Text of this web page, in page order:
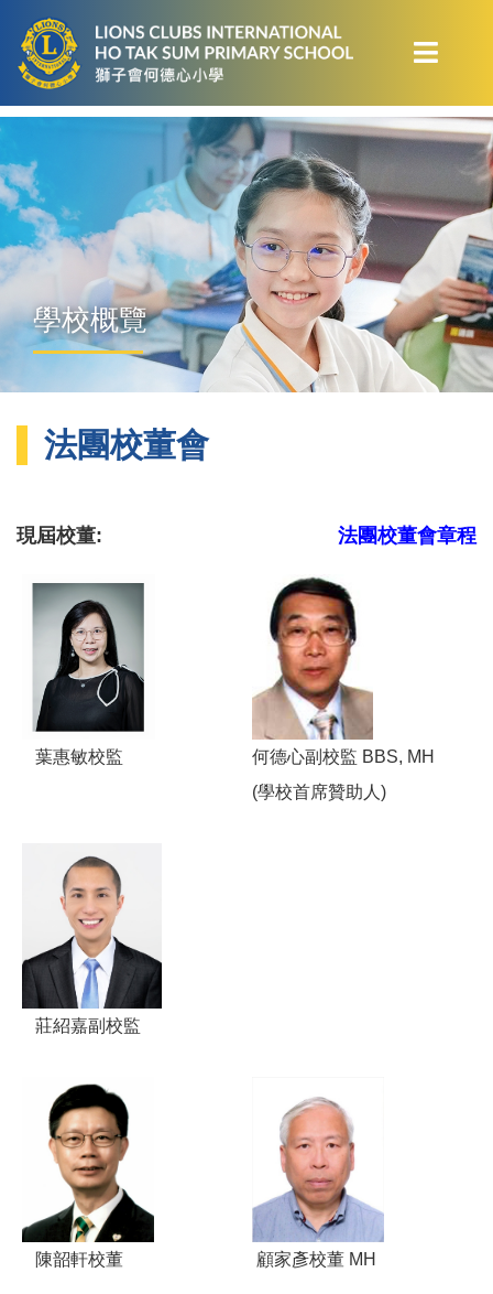
學校概覽
法團校董會
現屆校董: 法團校董會章程
葉惠敏校監
何德心副校監 BBS, MH
(學校首席贊助人)
莊紹嘉副校監
陳韶軒校董 顧家彥校董 MH